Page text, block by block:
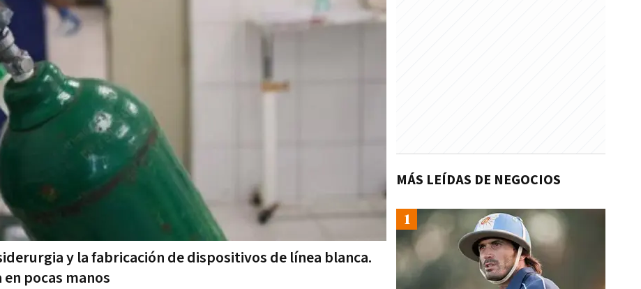
y la fabricación de dispositivos de línea blanca.
pocas manos
MÁS LEÍDAS DE NEGOCIOS